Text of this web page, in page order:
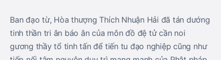
Ban đạo từ, Hòa thượng Thích Nhuận Hải đã tán dướng
tinh thần tri ân báo ân của môn đồ đệ tử cần noi
gương thầy tổ tinh tấn để tiến tu đạo nghiệp cũng như